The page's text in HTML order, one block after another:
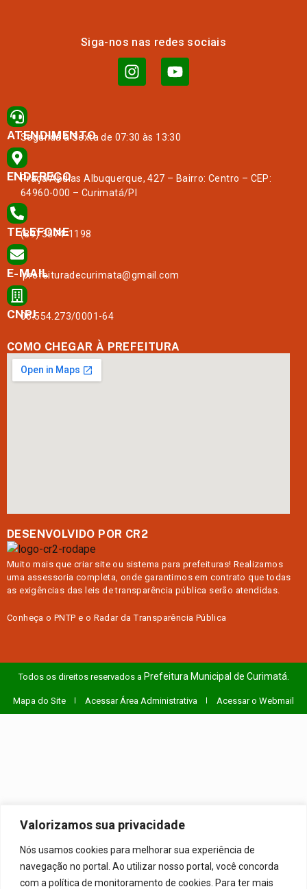
Valorizamos sua privacidade
Nós usamos cookies para melhorar sua experiência de
navegação no portal. Ao utilizar nosso portal, você concorda
com a política de monitoramento de cookies. Para ter mais
Siga-nos nas redes sociais
ATENDIMENTO
Segunda à Sexta de 07:30 às 13:30
ENDEREÇO
Praça Abdias Albuquerque, 427 – Bairro: Centro – CEP:
64960-000 – Curimatá/PI
TELEFONE
(89) 3574-1198
E-MAIL
prefeituradecurimata@gmail.com
CNPJ
06.554.273/0001-64
COMO CHEGAR À PREFEITURA
DESENVOLVIDO POR CR2
Muito mais quecriar site ou sistema para prefeituras! Realizamos
uma assessoria completa, onde garantimos em contrato que todas
as exigências dasleis de transparência pública serão atendidas.
Conheça oPNTP e o Radar da Transparência Pública
Todos os direitos reservados a Prefeitura Municipal de Curimatá.
Mapa do Site Acessar Área Administrativa Acessar o Webmail